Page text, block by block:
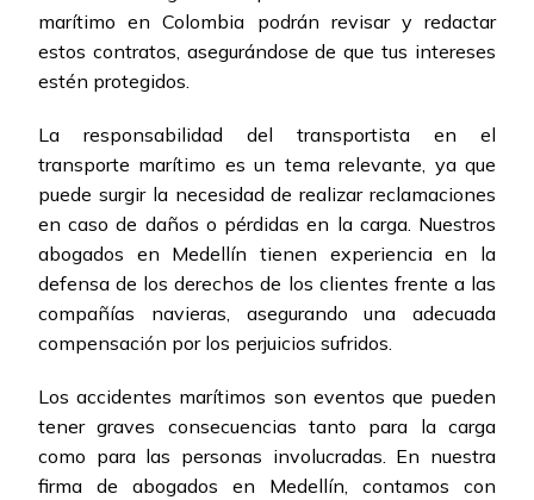
marítimo en Colombia podrán revisar y redactar
estos contratos, asegurándose de que tus intereses
estén protegidos.
La responsabilidad del transportista en el
transporte marítimo es un tema relevante, ya que
puede surgir la necesidad de realizar reclamaciones
en caso de daños o pérdidas en la carga. Nuestros
abogados en Medellín tienen experiencia en la
defensa de los derechos de los clientes frente a las
compañías navieras, asegurando una adecuada
compensación por los perjuicios sufridos.
Los accidentes marítimos son eventos que pueden
tener graves consecuencias tanto para la carga
como para las personas involucradas. En nuestra
firma de abogados en Medellín, contamos con